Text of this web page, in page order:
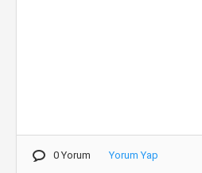
0 Yorum Yorum Yap